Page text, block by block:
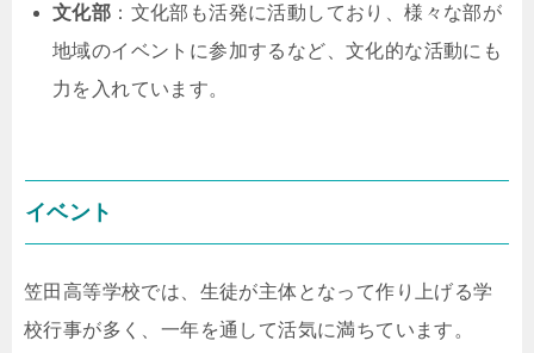
文化部 ：文化部も活発に活動しており、様々な部が
地域のイベントに参加するなど、文化的な活動にも
力を入れています。
イベント
笠田高等学校では、生徒が主体となって作り上げる学
校行事が多く、一年を通して活気に満ちています。